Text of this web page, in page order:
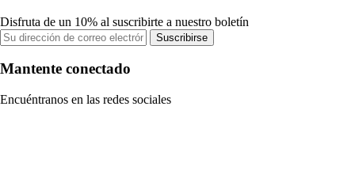
Disfruta de un 10% al suscribirte a nuestro boletín
Suscribirse
Mantente conectado
Encuéntranos en las redes sociales